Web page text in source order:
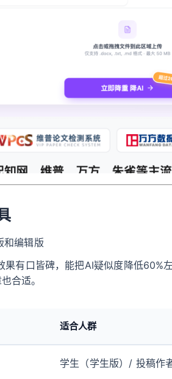
和编辑版
果有口皆碑，能把AI疑似度降低60%
合适。
适合人群
学生（学生版）/ 投稿作